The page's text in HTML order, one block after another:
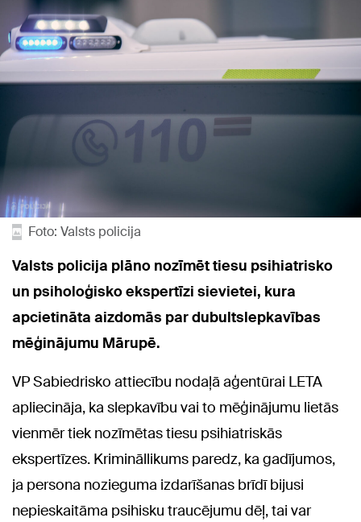
Foto: Valsts policija
Valsts policija plāno nozīmēt tiesu psihiatrisko
un psiholoģisko ekspertīzi sievietei, kura
apcietināta aizdomās par dubultslepkavības
mēģinājumu Mārupē.
VP Sabiedrisko attiecību nodaļā aģentūrai LETA
apliecināja, ka slepkavību vai to mēģinājumu lietās
vienmēr tiek nozīmētas tiesu psihiatriskās
ekspertīzes. Krimināllikums paredz, ka gadījumos,
ja persona nozieguma izdarīšanas brīdī bijusi
nepieskaitāma psihisku traucējumu dēļ, tai var